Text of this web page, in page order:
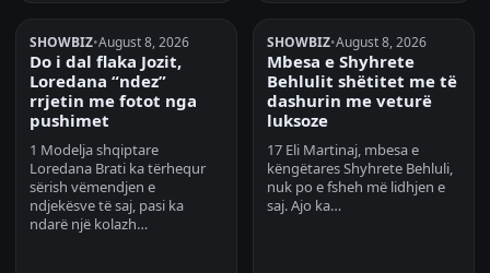
SHOWBIZ•August 8, 2026
Do i dal flaka Jozit,
Loredana “ndez”
rrjetin me fotot nga
pushimet
1 Modelja shqiptare
Loredana Brati ka tërhequr
sërish vëmendjen e
ndjekësve të saj, pasi ka
ndarë një kolazh…
SHOWBIZ•August 8, 2026
Mbesa e Shyhrete
Behlulit shëtitet me të
dashurin me veturë
luksoze
17 Eli Martinaj, mbesa e
këngëtares Shyhrete Behluli,
nuk po e fsheh më lidhjen e
saj. Ajo ka…